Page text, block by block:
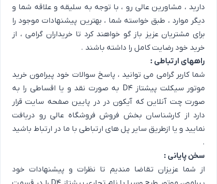
دارید ، مشاورین عالی رو ، با توجه به سلیقه و علاقه شما و
دیگر موارد ، طبق خواسته شما ، بهترین پیشنهادات موجود را
برای مشتریان عزیز باز گو خواهند کرد تا خریداران گرامی ، از
خرید خود رضایت کامل را داشته باشند .
راههای ارتباطی :
شما کاربر گرامی می توانید ، پاسخ سوالات خود پیرامون خرید
موتور سیکلت پیشتاز D4 به صورت نقد و یا اقساطی را به
صورت چت آنلاین که آیکون در در پایین صفحه سایت قرار
دارد از کارشناسان بخش فروش فروشگاه عالی رو دریافت
نمایید و یا ازطریق سایر پل های ارتباطی با ما در ارتباط باشید
.
سخن پایانی :
از شما عزیزان تقاضا مندیم تا نظرات و پیشنهادات خود